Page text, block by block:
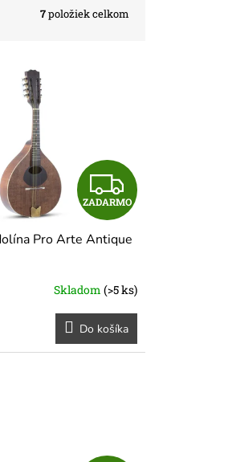
7položiek celkom
Z
A
D
A
R
M
ZADARMO
Pro Arte Antique
Skladom (>5 ks)
Do košíka